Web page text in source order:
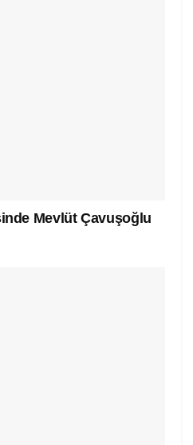
Mevlüt Çavuşoğlu